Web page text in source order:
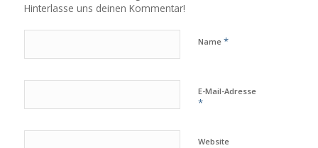
Hinterlasse uns deinen Kommentar!
Name *
E-Mail-Adresse
*
Website